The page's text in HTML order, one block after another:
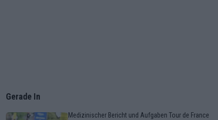
Gerade In
Medizinischer Bericht und Aufgaben Tour de France